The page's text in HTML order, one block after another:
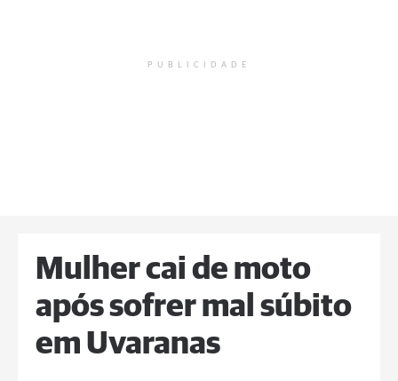
PUBLICIDADE
Mulher cai de moto
após sofrer mal súbito
em Uvaranas